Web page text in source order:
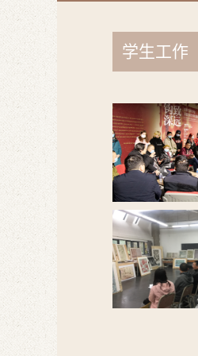
学生工作